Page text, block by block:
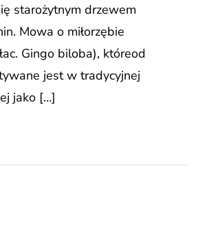
starożytnym drzewem
Mowa o miłorzębie
Gingo biloba), któreod
jest w tradycyjnej
jako […]